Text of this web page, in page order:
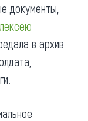
документы,
в архив